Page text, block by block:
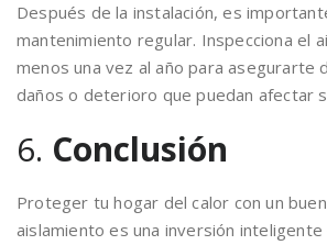
Después de la instalación, es
mantenimiento regular. Inspecciona el
menos una vez al año para asegurarte
daños o deterioro que puedan afectar
6. Conclusión
Proteger tu hogar del calor con un
aislamiento es una inversión